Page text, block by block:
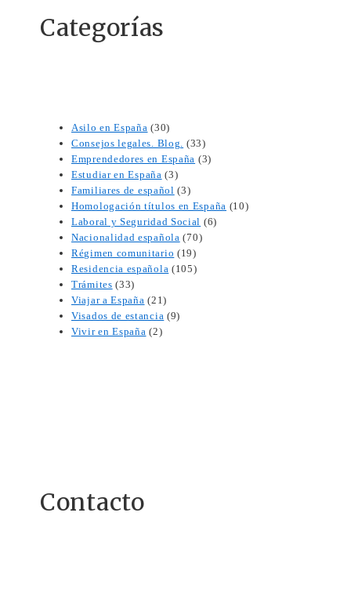
Categorías
Asilo en España (30)
Consejos legales. Blog. (33)
Emprendedores en España (3)
Estudiar en España (3)
Familiares de español (3)
Homologación títulos en España (10)
Laboral y Seguridad Social (6)
Nacionalidad española (70)
Régimen comunitario (19)
Residencia española (105)
Trámites (33)
Viajar a España (21)
Visados de estancia (9)
Vivir en España (2)
Contacto